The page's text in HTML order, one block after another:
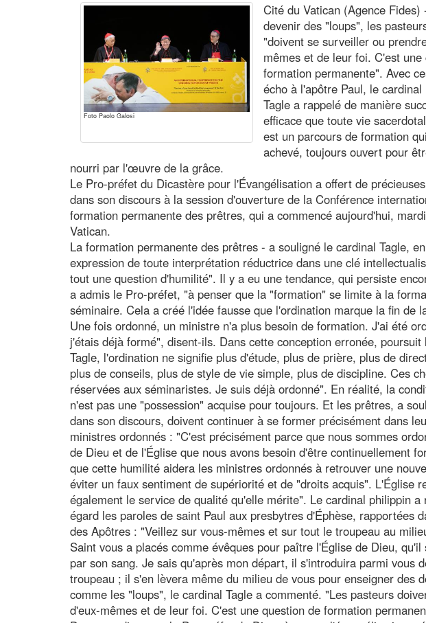
Foto Paolo Galosi
Cité du Vatican (Agence Fides)
devenir des "loups", les
"doivent se surveiller ou
mêmes et de leur foi. C'est une
formation permanente". Avec
écho à l'apôtre Paul, le
Tagle a rappelé de manière
efficace que toute vie
est un parcours de formation
achevé, toujours ouvert pour
nourri par l'œuvre de la grâce.
Le Pro-préfet du Dicastère pour l'Évangélisation a offert de
dans son discours à la session d'ouverture de la Conférence
formation permanente des prêtres, qui a commencé aujourd'hui,
Vatican.
La formation permanente des prêtres - a souligné le cardinal Tagle,
expression de toute interprétation réductrice dans une clé
tout une question d'humilité". Il y a eu une tendance, qui persiste
a admis le Pro-préfet, "à penser que la "formation" se limite à la
séminaire. Cela a créé l'idée fausse que l'ordination marque la fin de
Une fois ordonné, un ministre n'a plus besoin de formation. J'ai été
j'étais déjà formé", disent-ils. Dans cette conception erronée, poursuit
Tagle, l'ordination ne signifie plus d'étude, plus de prière, plus de
plus de conseils, plus de style de vie simple, plus de discipline. Ces
réservées aux séminaristes. Je suis déjà ordonné". En réalité, la
n'est pas une "possession" acquise pour toujours. Et les prêtres, a
dans son discours, doivent continuer à se former précisément dans
ministres ordonnés : "C'est précisément parce que nous sommes
de Dieu et de l'Église que nous avons besoin d'être continuellement
que cette humilité aidera les ministres ordonnés à retrouver une
éviter un faux sentiment de supériorité et de "droits acquis". L'Église
également le service de qualité qu'elle mérite". Le cardinal philippin a
égard les paroles de saint Paul aux presbytres d'Éphèse, rapportées
des Apôtres : "Veillez sur vous-mêmes et sur tout le troupeau au
Saint vous a placés comme évêques pour paître l'Église de Dieu, qu'il
par son sang. Je sais qu'après mon départ, il s'introduira parmi vous
troupeau ; il s'en lèvera même du milieu de vous pour enseigner des
comme les "loups", le cardinal Tagle a commenté. "Les pasteurs
d'eux-mêmes et de leur foi. C'est une question de formation